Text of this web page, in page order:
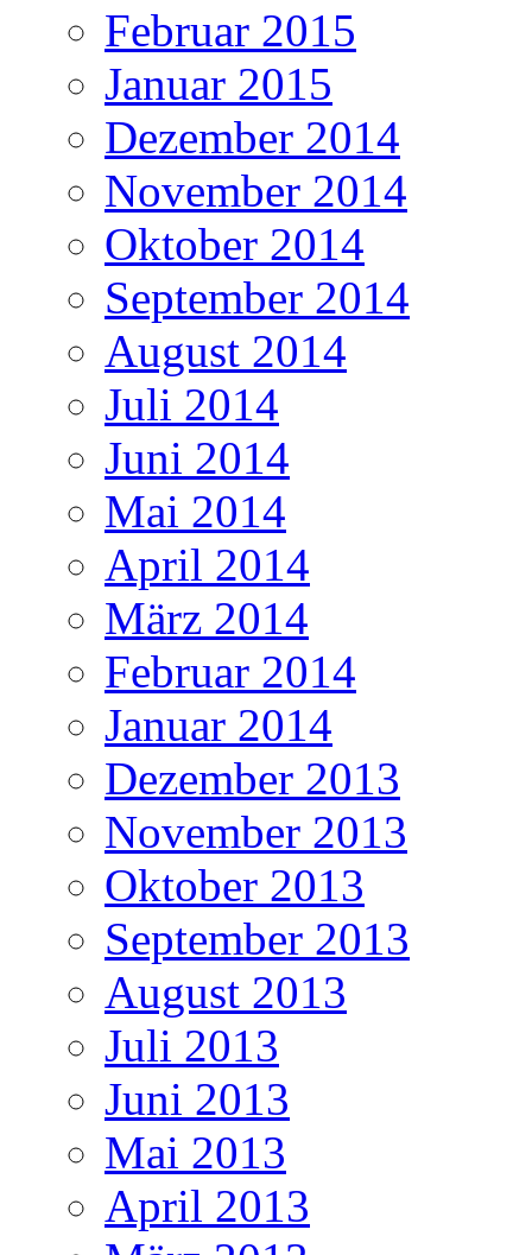
Februar 2015
Januar 2015
Dezember 2014
November 2014
Oktober 2014
September 2014
August 2014
Juli 2014
Juni 2014
Mai 2014
April 2014
März 2014
Februar 2014
Januar 2014
Dezember 2013
November 2013
Oktober 2013
September 2013
August 2013
Juli 2013
Juni 2013
Mai 2013
April 2013